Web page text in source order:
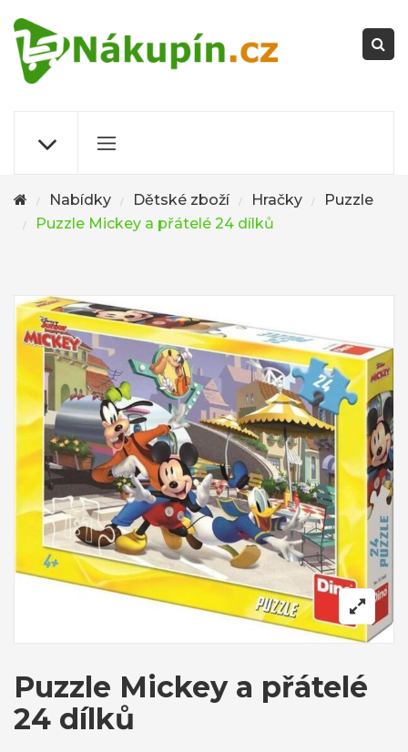
/ Nabídky / Dětské zboží / Hračky / Puzzle
/ Puzzle Mickey a přátelé 24 dílků
Puzzle Mickey a přátelé
24 dílků